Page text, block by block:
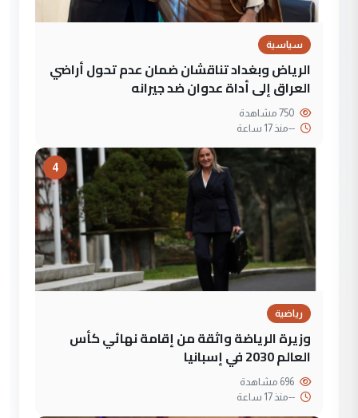
سياسية
الرياض وبغداد تناقشان ضمان عدم تحول أراضي
العراق إلى أداة عدوان ضد جيرانه
--منذ 17 ساعة
4
رياضية
وزيرة الرياضة واثقة من إقامة نهائي كأس
العالم 2030 في إسبانيا
--منذ 17 ساعة